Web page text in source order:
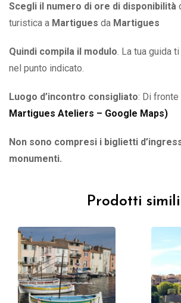
Scegli il numero di ore di disponibilità
turistica a Martigues da Martigues
Quindi compila il modulo . La tua guida
nel punto indicato.
Luogo d’incontro consigliato: Di fronte
Martigues Ateliers – Google Maps)
Non sono compresi i biglietti
monumenti.
Prodotti simili